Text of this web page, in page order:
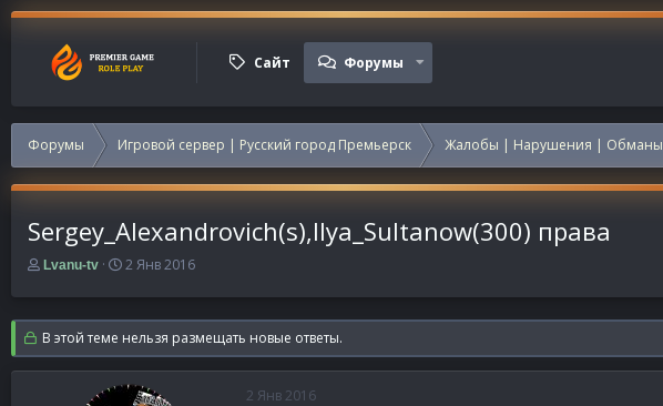
Сайт Форумы
Форумы Игровой сервер | Русский город Премьерск Жалобы | Нарушения | Обманы
Sergey_Alexandrovich(s),llya_Sultanow(300) права
А
т
о
р
т
Lvanu-tv
Д
т
а
н
а
ч
2 Янв 2016
В этой теме нельзя размещать новые ответы.
2 Янв 2016